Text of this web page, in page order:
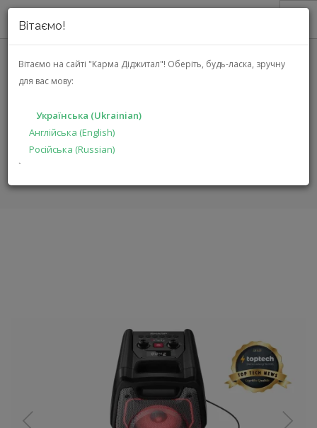
Вітаємо!
Вітаємо на сайті "Карма Діджитал"! Оберіть, будь-ласка, зручну
для вас мову:
Українська (Ukrainian)
Англійська (English)
Російська (Russian)
`
ПРО НАС
АКЦІЇ
РІШЕННЯ
ВИРОБНИКАМ
ГОЛОВНА КАТАЛОГ